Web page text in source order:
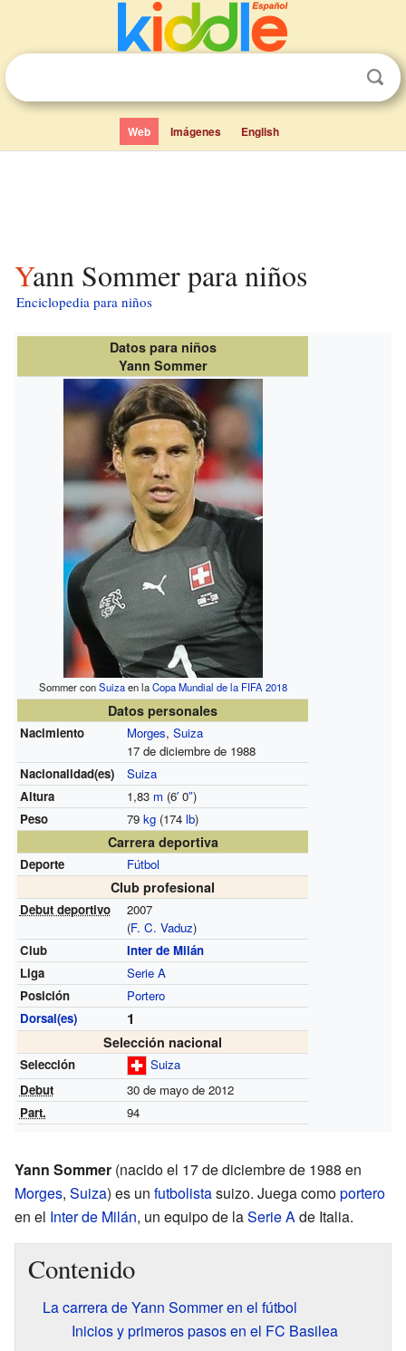
Web Imágenes English
Yann Sommer para niños
Enciclopedia para niños
Datos para niños
Yann Sommer
Sommer conSuizaen laCopa Mundial de la FIFA 2018
Datos personales
Nacimiento Morges, Suiza
17 de diciembre de 1988
Nacionalidad(es)
Suiza
Altura
1,83 m (6′0″)
Peso
79 kg(174 lb)
Carrera deportiva
Deporte Fútbol
Club profesional
Debut deportivo
2007
(F. C. Vaduz)
Club
Inter de Milán
Liga
Serie A
Posición
Portero
Dorsal(es)
1
Selección nacional
Selección
Suiza
Debut
30 de mayo de 2012
Part.
94
Yann Sommer (nacido el 17 de diciembre de 1988 en
Morges, Suiza) es un futbolistasuizo. Juega comoportero
en el Inter de Milán, un equipo de laSerie Ade Italia.
Contenido
La carrera de Yann Sommer en el fútbol
Inicios y primeros pasos en el FC Basilea